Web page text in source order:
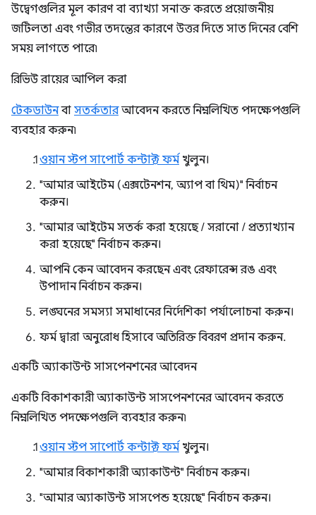
উদ্বেগগুলির মূল কারণ বা ব্যাখ্যা সনাক্ত করতে প্রয়োজনীয়
জটিলতা এবং গভীর তদন্তের কারণে উত্তর দিতে সাত দিনের বেশি
সময় লাগতে পারে৷
রিভিউ রায়ের আপিল করা
টেকডাউনবা সতর্কতারআবেদন করতে নিম্নলিখিত পদক্ষেপগুলি
ব্যবহার করুন৷
ওয়ান স্টপ সাপোর্ট কন্টাক্ট ফর্ম খুলুন।
"আমার আইটেম (এক্সটেনশন, অ্যাপ বা থিম)" নির্বাচন
করুন।
"আমার আইটেম সতর্ক করা হয়েছে / সরানো / প্রত্যাখ্যান
করা হয়েছে" নির্বাচন করুন।
আপনি কেন আবেদন করছেন এবং রেফারেন্স রঙ এবং
উপাদান নির্বাচন করুন।
লঙ্ঘনের সমস্যা সমাধানের নির্দেশিকা পর্যালোচনা করুন।
ফর্ম দ্বারা অনুরোধ হিসাবে অতিরিক্ত বিবরণ প্রদান করুন.
একটি অ্যাকাউন্ট সাসপেনশনের আবেদন
একটি বিকাশকারী অ্যাকাউন্ট সাসপেনশনের আবেদন করতে
নিম্নলিখিত পদক্ষেপগুলি ব্যবহার করুন৷
ওয়ান স্টপ সাপোর্ট কন্টাক্ট ফর্ম খুলুন।
"আমার বিকাশকারী অ্যাকাউন্ট" নির্বাচন করুন।
"আমার অ্যাকাউন্ট সাসপেন্ড হয়েছে" নির্বাচন করুন।